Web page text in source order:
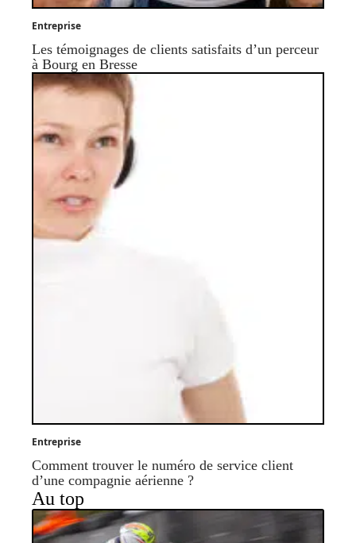
Entreprise
Les témoignages de clients satisfaits d’un perceur
à Bourg en Bresse
Entreprise
Comment trouver le numéro de service client
d’une compagnie aérienne ?
Au top